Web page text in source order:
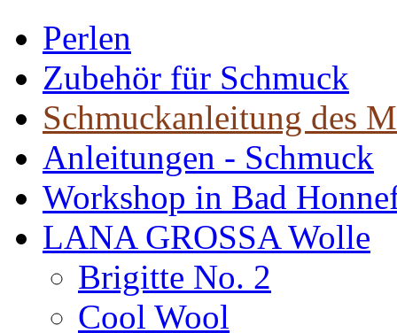
Perlen
Zubehör für Schmuck
Schmuckanleitung des
Anleitungen - Schmuck
Workshop in Bad
LANA GROSSA Wolle
Brigitte No. 2
Cool Wool